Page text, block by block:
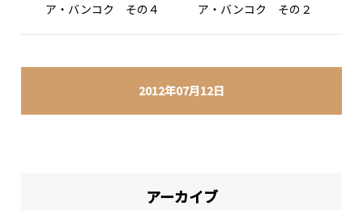
2012年07月12日
ア・バンコク その４
ア・バンコク その２
アーカイブ